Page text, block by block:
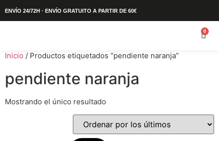
ENVÍO 24/72H · ENVÍO GRATUITO A PARTIR DE 60€
0
Inicio / Productos etiquetados “pendiente naranja”
pendiente naranja
Mostrando el único resultado